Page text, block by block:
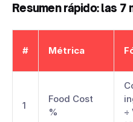
¿Cómo mejorar el ticket
5. Rotación de mesas: el
Qué hacer si la rotación de
6. RevPASH: el indicador de
pocos restauranteros usan
¿Por qué es útil el
Resumen rápido: las 7
# Métrica
1
Food Cost
%
÷